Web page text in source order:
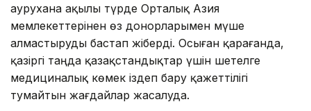
аурухана ақылы түрде Орталық Азия
мемлекеттерінен өз донорларымен мүше
алмастыруды бастап жіберді. Осыған қарағанда,
қазіргі таңда қазақстандықтар үшін шетелге
медициналық көмек іздеп бару қажеттілігі
тумайтын жағдайлар жасалуда.